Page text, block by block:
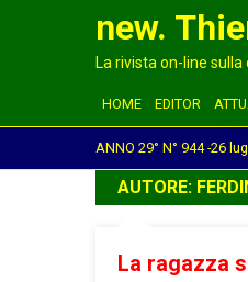
new.
La rivista on-line
HOME EDITOR
ANNO 29° N° 944 -26
AUTORE:
La ragazza